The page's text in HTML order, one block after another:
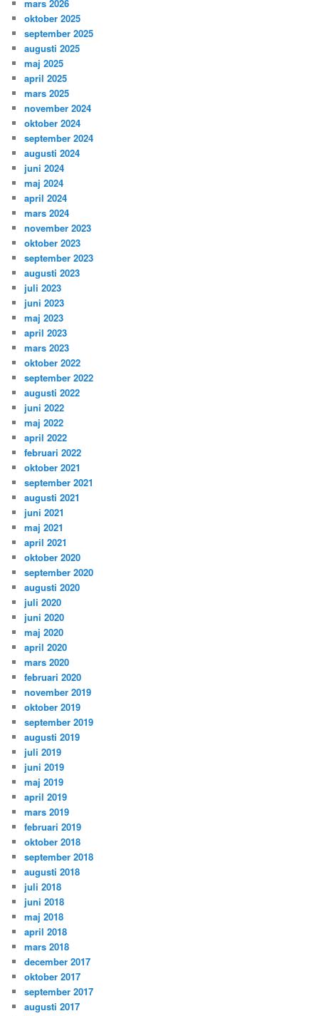
mars 2026
oktober 2025
september 2025
augusti 2025
maj 2025
april 2025
mars 2025
november 2024
oktober 2024
september 2024
augusti 2024
juni 2024
maj 2024
april 2024
mars 2024
november 2023
oktober 2023
september 2023
augusti 2023
juli 2023
juni 2023
maj 2023
april 2023
mars 2023
oktober 2022
september 2022
augusti 2022
juni 2022
maj 2022
april 2022
februari 2022
oktober 2021
september 2021
augusti 2021
juni 2021
maj 2021
april 2021
oktober 2020
september 2020
augusti 2020
juli 2020
juni 2020
maj 2020
april 2020
mars 2020
februari 2020
november 2019
oktober 2019
september 2019
augusti 2019
juli 2019
juni 2019
maj 2019
april 2019
mars 2019
februari 2019
oktober 2018
september 2018
augusti 2018
juli 2018
juni 2018
maj 2018
april 2018
mars 2018
december 2017
oktober 2017
september 2017
augusti 2017